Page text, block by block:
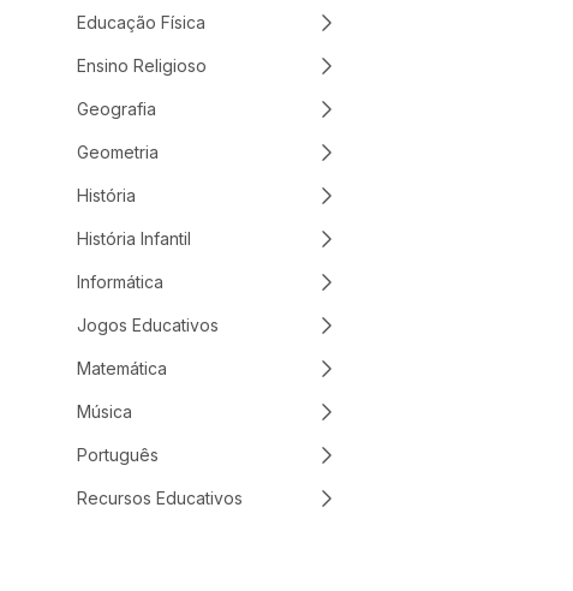
Educação Física
Ensino Religioso
Geografia
Geometria
História
História Infantil
Informática
Jogos Educativos
Matemática
Música
Português
Recursos Educativos